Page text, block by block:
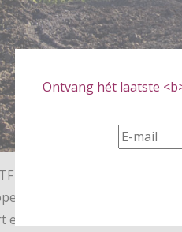
Ontvang hét laatste
43’ van Garachico naar
Maar op rustiger
Het eerste